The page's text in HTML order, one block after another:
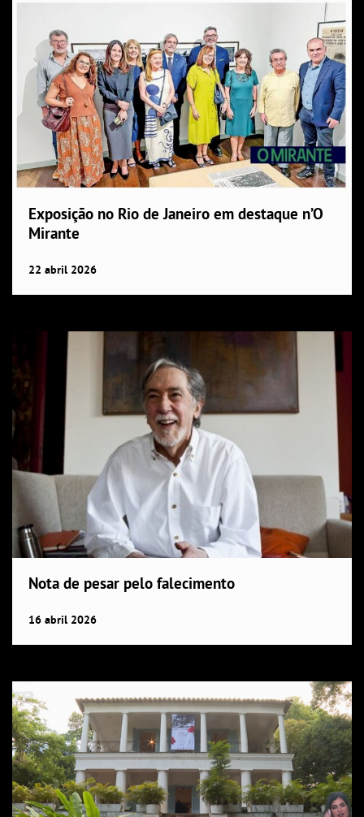
Exposição no Rio de Janeiro em destaque n’O
Mirante
22 abril 2026
Nota de pesar pelo falecimento
16 abril 2026